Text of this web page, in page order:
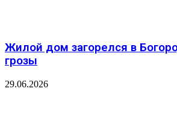
Жилой дом загорелся в
грозы
29.06.2026